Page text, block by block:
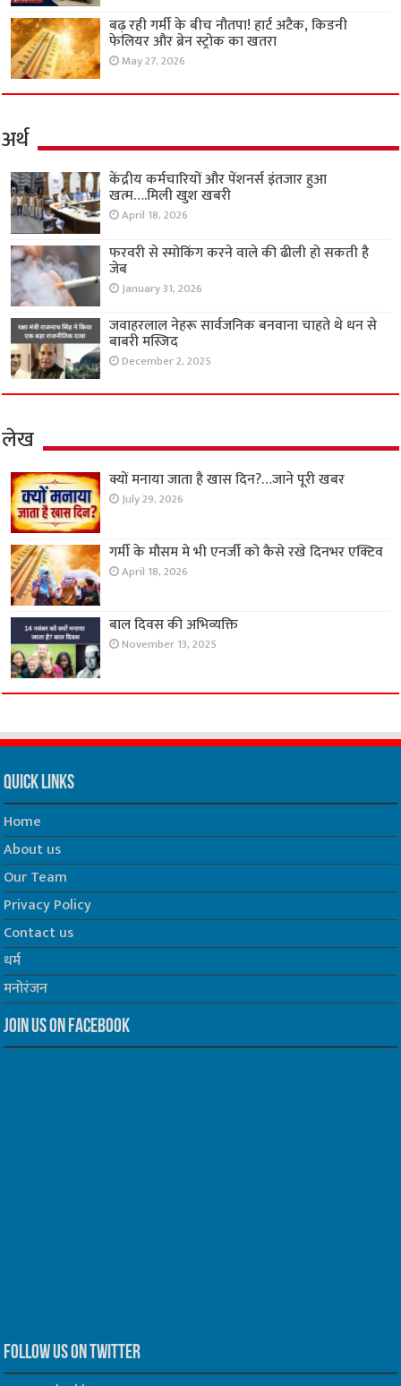
बढ़ रही गर्मी के बीच नौतपा! हार्ट अटैक, किडनी
फेलियर और ब्रेन स्ट्रोक का खतरा
May 27, 2026
अर्थ
केंद्रीय कर्मचारियों और पेंशनर्स इंतजार हुआ
खत्म….मिली खुश खबरी
April 18, 2026
फरवरी से स्मोकिंग करने वाले की ढीली हो सकती है
जेब
January 31, 2026
जवाहरलाल नेहरू सार्वजनिक बनवाना चाहते थे धन से
बाबरी मस्जिद
December 2, 2025
लेख
क्यों मनाया जाता है खास दिन?…जाने पूरी खबर
July 29, 2026
गर्मी के मौसम मे भी एनर्जी को कैसे रखे दिनभर एक्टिव
April 18, 2026
बाल दिवस की अभिव्यक्ति
November 13, 2025
Quick Links
Home
About us
Our Team
Privacy Policy
Contact us
धर्म
मनोरंजन
Join us on Facebook
Follow us on Twitter